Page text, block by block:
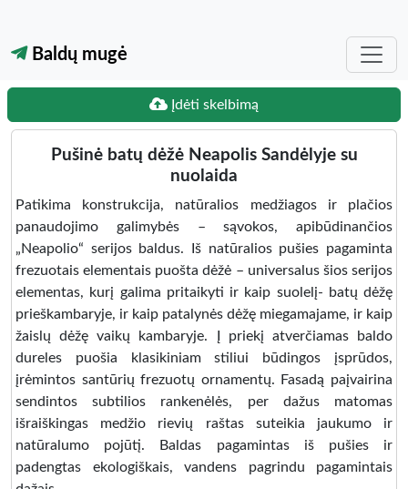
Baldų mugė
Įdėti skelbimą
Pušinė batų dėžė Neapolis Sandėlyje su
nuolaida
Patikima konstrukcija, natūralios medžiagos ir plačios
panaudojimo galimybės – sąvokos, apibūdinančios
„Neapolio“ serijos baldus. Iš natūralios pušies pagaminta
frezuotais elementais puošta dėžė – universalus šios serijos
elementas, kurį galima pritaikyti ir kaip suolelį- batų dėžę
prieškambaryje, ir kaip patalynės dėžę miegamajame, ir kaip
žaislų dėžę vaikų kambaryje. Į priekį atverčiamas baldo
dureles puošia klasikiniam stiliui būdingos įsprūdos,
įrėmintos santūrių frezuotų ornamentų. Fasadą paįvairina
sendintos subtilios rankenėlės, per dažus matomas
išraiškingas medžio rievių raštas suteikia jaukumo ir
natūralumo pojūtį. Baldas pagamintas iš pušies ir
padengtas ekologiškais, vandens pagrindu pagamintais